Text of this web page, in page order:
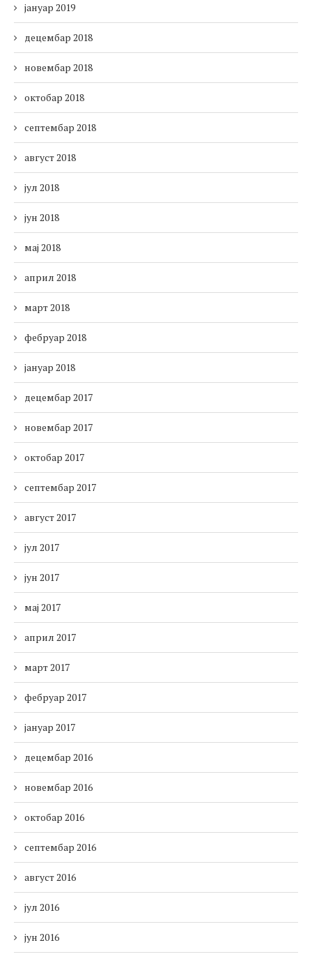
јануар 2019
децембар 2018
новембар 2018
октобар 2018
септембар 2018
август 2018
јул 2018
јун 2018
мај 2018
април 2018
март 2018
фебруар 2018
јануар 2018
децембар 2017
новембар 2017
октобар 2017
септембар 2017
август 2017
јул 2017
јун 2017
мај 2017
април 2017
март 2017
фебруар 2017
јануар 2017
децембар 2016
новембар 2016
октобар 2016
септембар 2016
август 2016
јул 2016
јун 2016